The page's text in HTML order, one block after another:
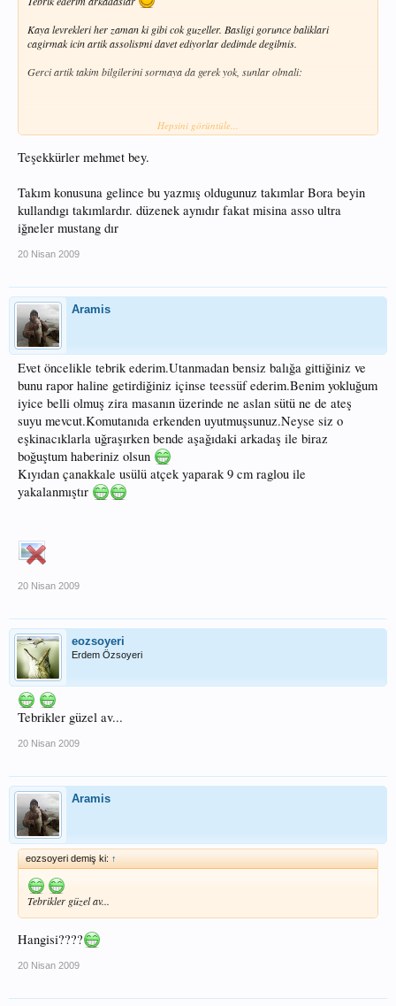
Kaya levrekleri her zaman ki gibi cok guzeller. Basligi gorunce baliklari
cagirmak icin artik assolistmi davet ediyorlar dedimde degilmis.
Gerci artik takim bilgilerini sormaya da gerek yok, sunlar olmali:
Hepsini görüntüle...
Teşekkürler mehmet bey.
Takım konusuna gelince bu yazmış oldugunuz takımlar Bora beyin
kullandıgı takımlardır. düzenek aynıdır fakat misina asso ultra
iğneler mustang dır
20 Nisan 2009
Aramis
Evet öncelikle tebrik ederim.Utanmadan bensiz balığa gittiğiniz ve
bunu rapor haline getirdiğiniz içinse teessüf ederim.Benim yokluğum
iyice belli olmuş zira masanın üzerinde ne aslan sütü ne de ateş
suyu mevcut.Komutanıda erkenden uyutmuşsunuz.Neyse siz o
eşkinacıklarla uğraşırken bende aşağıdaki arkadaş ile biraz
boğuştum haberiniz olsun
Kıyıdan çanakkale usülü atçek yaparak 9 cm raglou ile
yakalanmıştır
20 Nisan 2009
eozsoyeri
Erdem Özsoyeri
Tebrikler güzel av...
20 Nisan 2009
Aramis
eozsoyeri demiş ki: ↑
Tebrikler güzel av...
Hangisi????
20 Nisan 2009